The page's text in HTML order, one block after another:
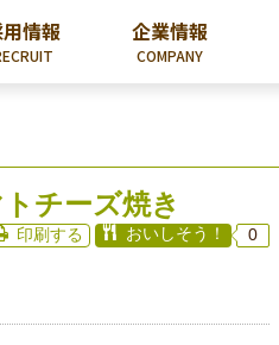
情報 企業情報
COMPANY
チーズ焼き
印刷する おいしそう！ 0